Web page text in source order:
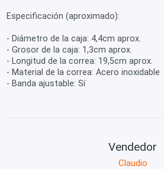
Especificación (aproximado):
- Diámetro de la caja: 4,4cm aprox.
- Grosor de la caja: 1,3cm aprox.
- Longitud de la correa: 19,5cm aprox.
- Material de la correa: Acero inoxidable
- Banda ajustable: Sí
Vendedor
Claudio